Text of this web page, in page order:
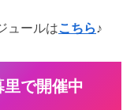
ュールはこちら♪
で開催中